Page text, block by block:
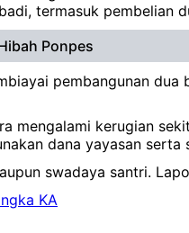
termasuk pembelian
Ponpes
pembangunan
mengalami kerugian
dana yayasan serta
swadaya santri.
KA